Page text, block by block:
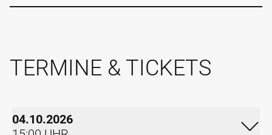
TERMINE & TICKETS
04.10.2026